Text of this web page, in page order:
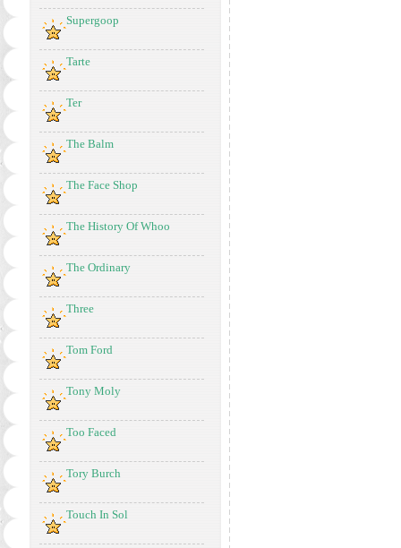
Supergoop
Tarte
Ter
The Balm
The Face Shop
The History Of Whoo
The Ordinary
Three
Tom Ford
Tony Moly
Too Faced
Tory Burch
Touch In Sol